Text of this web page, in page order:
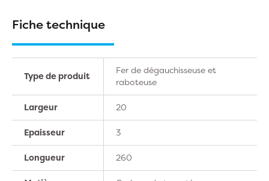
Fiche technique
Type de produit
Fer de dégauchisseuse et
raboteuse
Largeur 20
Epaisseur 3
Longueur 260